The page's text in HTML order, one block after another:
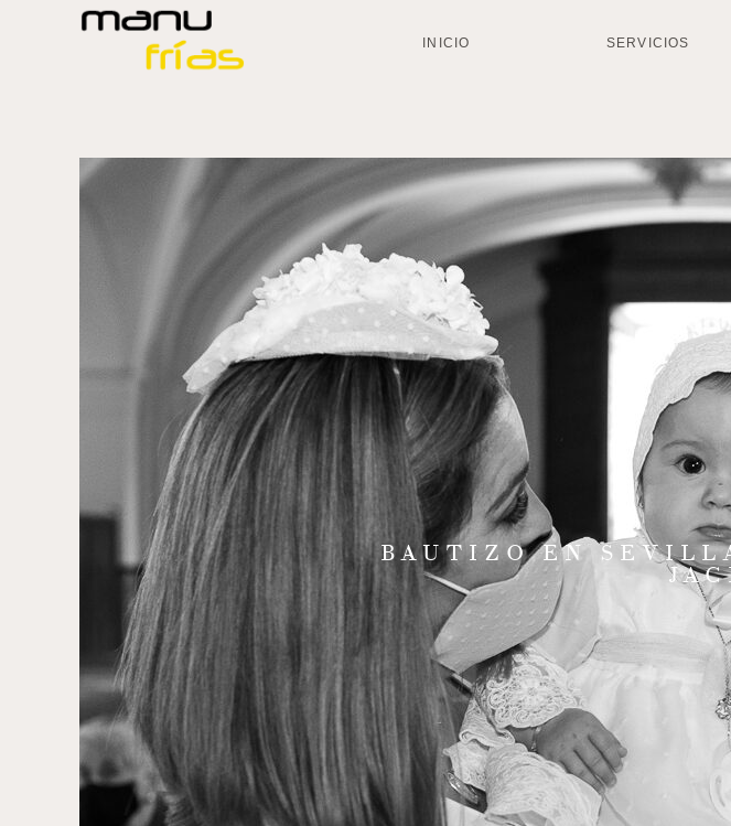
INICIO SERVICIOS
BAUTIZO EN